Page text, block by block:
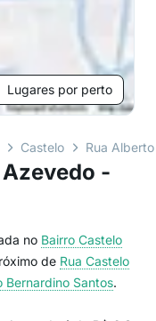
Lugares por perto
Castelo Rua
-
no Bairro Castelo
de Rua Castelo
Bernardino Santos.